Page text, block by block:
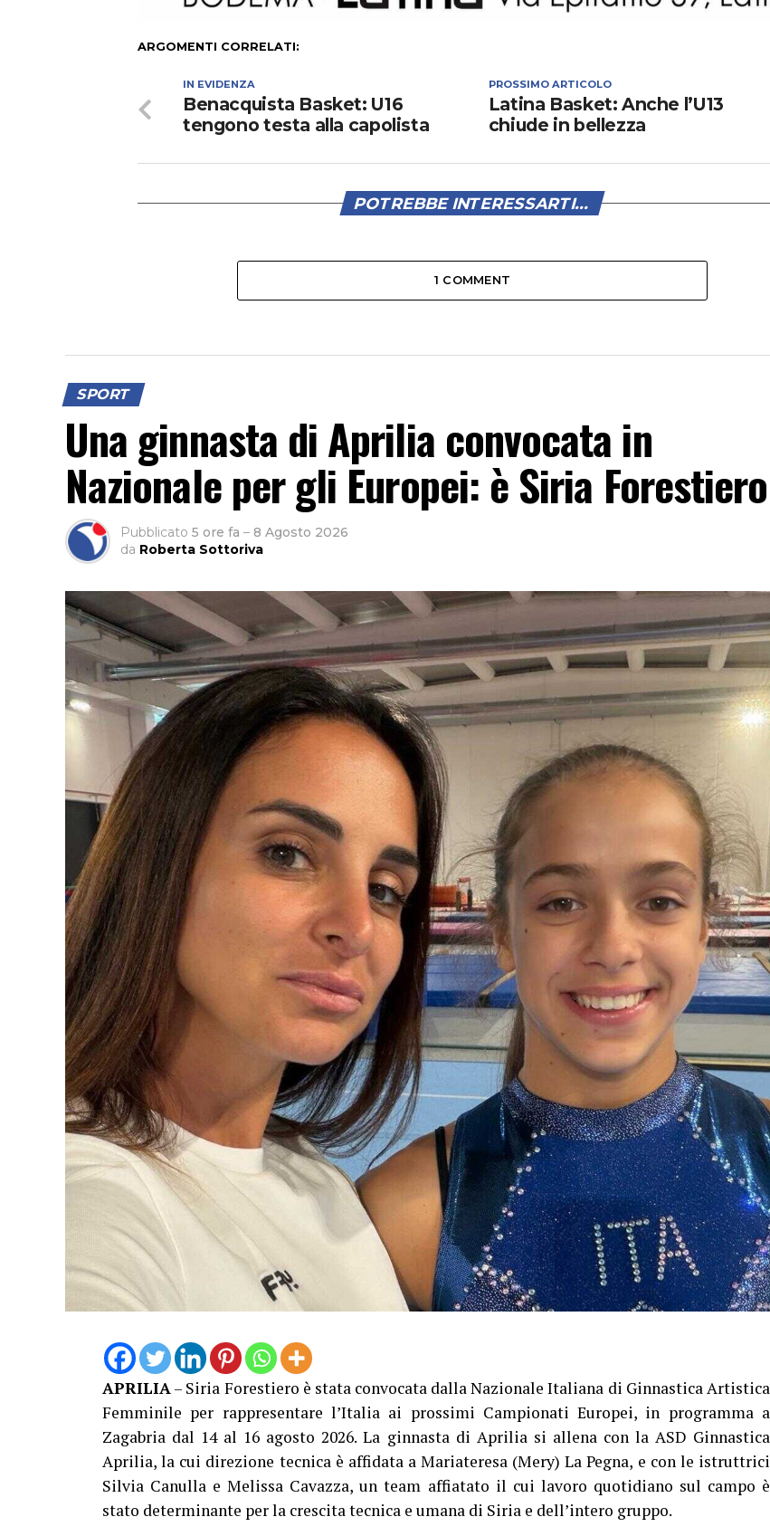
ARGOMENTI CORRELATI:
PROSSIMO ARTICOLO
Latina Basket: Anche l’U13
chiude in bellezza
IN EVIDENZA
Benacquista Basket: U16
tengono testa alla capolista
POTREBBE INTERESSARTI...
1 COMMENT
SPORT
Una ginnasta di Aprilia convocata in
Nazionale per gli Europei: è Siria Forestiero
Pubblicato 5 ore fa – 8 Agosto 2026
da Roberta Sottoriva
APRILIA – Siria Forestiero è stata convocata dalla Nazionale Italiana di Ginnastica Artistica
Femminile per rappresentare l’Italia ai prossimi Campionati Europei, in programma a
Zagabria dal 14 al 16 agosto 2026. La ginnasta di Aprilia si allena con la ASD Ginnastica
Aprilia, la cui direzione tecnica è affidata a Mariateresa (Mery) La Pegna, e con le istruttrici
Silvia Canulla e Melissa Cavazza, un team affiatato il cui lavoro quotidiano sul campo è
stato determinante per la crescita tecnica e umana di Siria e dell’intero gruppo.